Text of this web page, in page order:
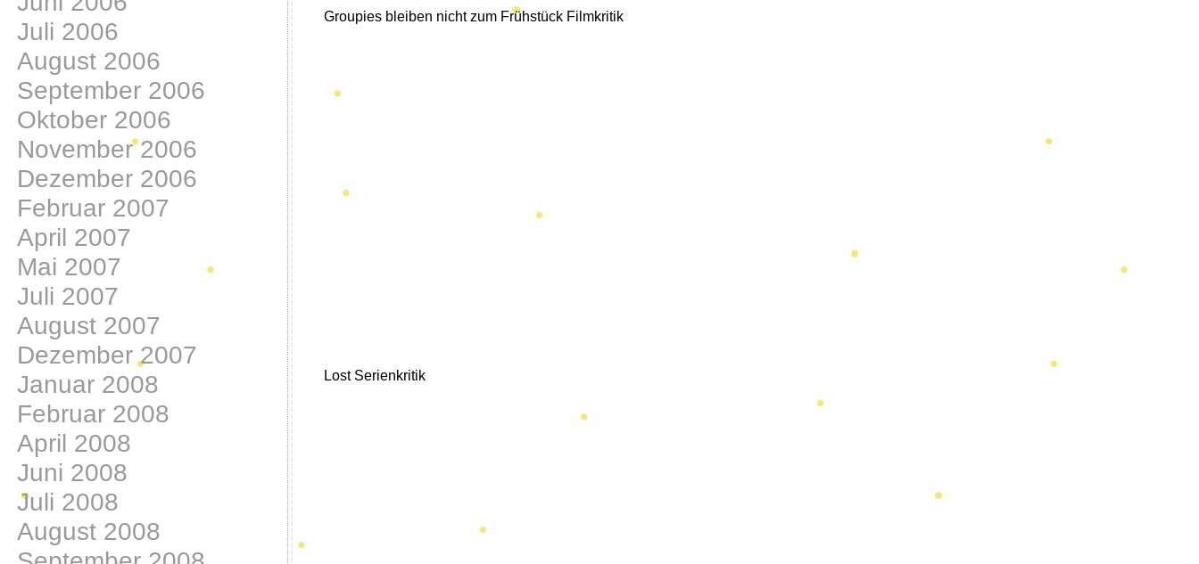
Groupies bleiben nicht zum Frühstück Filmkritik
Lost Serienkritik
Juli 2006
August 2006
September 2006
Oktober 2006
November 2006
Dezember 2006
Februar 2007
April 2007
Mai 2007
Juli 2007
August 2007
Dezember 2007
Januar 2008
Februar 2008
April 2008
Juni 2008
Juli 2008
August 2008